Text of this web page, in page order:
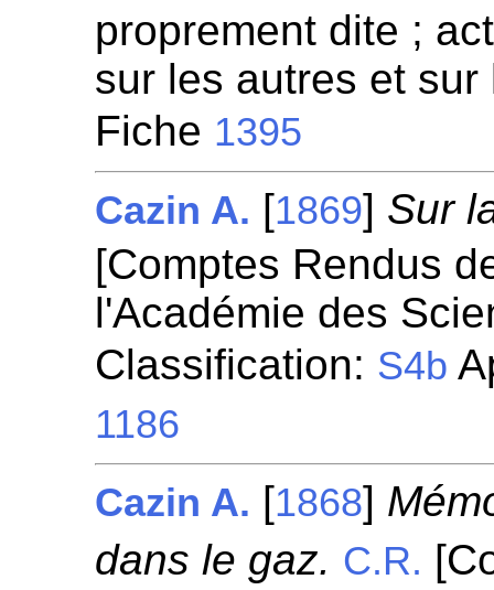
proprement dite ;
sur les autres et
Fiche 1395
Cazin A. [1869] Sur
[Comptes Rendus
l'Académie des
Classification: S4b
1186
Cazin A. [1868]
dans le gaz. C.R.